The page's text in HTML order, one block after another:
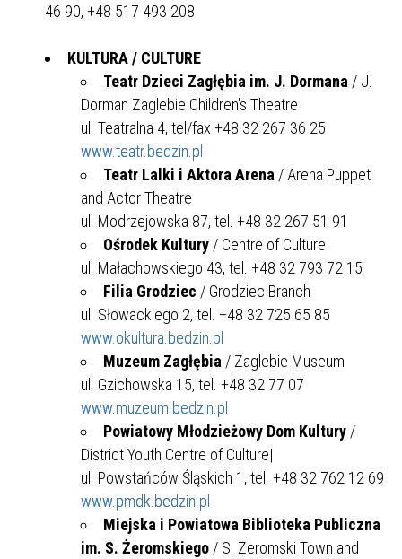
46 90, +48 517 493 208
KULTURA / CULTURE
Teatr Dzieci Zagłębia im. J. Dormana / J.
Dorman Zaglebie Children's Theatre
ul. Teatralna 4, tel/fax +48 32 267 36 25
www.teatr.bedzin.pl
Teatr Lalki i Aktora Arena / Arena Puppet
and Actor Theatre
ul. Modrzejowska 87, tel. +48 32 267 51 91
Ośrodek Kultury / Centre of Culture
ul. Małachowskiego 43, tel. +48 32 793 72 15
Filia Grodziec / Grodziec Branch
ul. Słowackiego 2, tel. +48 32 725 65 85
www.okultura.bedzin.pl
Muzeum Zagłębia / Zaglebie Museum
ul. Gzichowska 15, tel. +48 32 77 07
www.muzeum.bedzin.pl
Powiatowy Młodzieżowy Dom Kultury /
District Youth Centre of Culture|
ul. Powstańców Śląskich 1, tel. +48 32 762 12 69
www.pmdk.bedzin.pl
Miejska i Powiatowa Biblioteka Publiczna
im. S. Żeromskiego / S. Zeromski Town and